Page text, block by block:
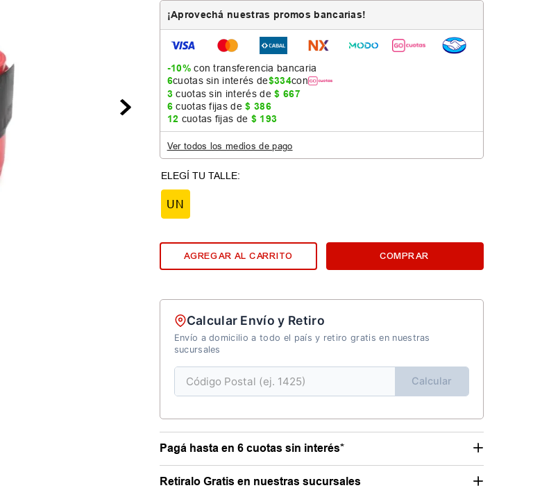
¡Aprovechá nuestras promos bancarias!
-10%con transferencia bancaria
6cuotas sin interés de$334con
3cuotas sin interés de$ 667
6cuotas fijas de$ 386
12 cuotas fijas de $ 193
Ver todos los medios de pago
UN
AGREGAR AL CARRITO COMPRAR
Calcular Envío y Retiro
Envío a domicilio a todo el país y retiro gratis en nuestras
sucursales
Calcular
Pagá hasta en 6 cuotas sin interés*
Retiralo Gratis en nuestras sucursales